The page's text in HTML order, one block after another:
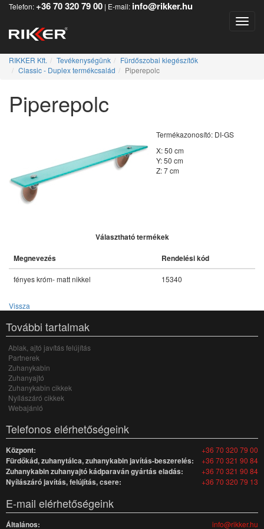
Telefon: +36 70 320 79 00 | E-mail: info@rikker.hu
RIKKER Kft. Tevékenységünk
Fürdőszobai kiegészítők
Classic - Duplex termékcsalád
Piperepolc
Piperepolc
Termékazonosító: DI-GS
X: 50 cm
Y: 50 cm
Z: 7 cm
Választható termékek
Megnevezés
Rendelési kód
fényes króm- matt nikkel 15340
Vissza
További tartalmak
Ablak, ajtó javítás felújítás
Partnerek
Zuhanykabin
Zuhanyajtó
Zuhanykabin cikkek
Nyílászáró cikkek
Webajánló
Telefonos elérhetőségeink
Központ: +36 70 320 79 00
Fürdőkád, zuhanytálca, zuhanykabin javítás-beszerelés: +36 70 321 90 84
Zuhanykabin zuhanyajtó kádparaván gyártás eladás: +36 70 321 90 84
Nyílászáró javítás, felújítás, csere: +36 70 320 79 13
E-mail elérhetőségeink
Általános: info@rikker.hu